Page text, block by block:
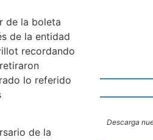
de la boleta
de la entidad
recordando
lo referido
de la
Descarga